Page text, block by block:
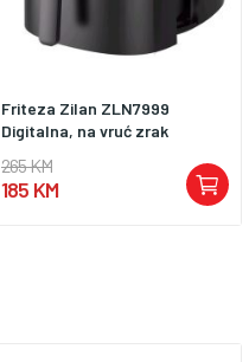
Friteza Zilan ZLN7999
Digitalna, na vruć zrak
265 KM
185 KM